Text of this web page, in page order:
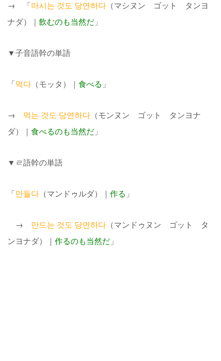
→ 「마시는 것도 당연하다 （マシヌン ゴット タンヨ
ナダ）｜ 飲むのも当然だ 」
▼子音語幹の単語
「먹다 （モッタ）｜ 食べる 」
→ 먹는 것도 당연하다 （モンヌン ゴット タンヨナ
ダ）｜ 食べるのも当然だ 」
▼ㄹ語幹の単語
「만들다 （マンドゥルダ）｜ 作る 」
→ 만드는 것도 당연하다 （マンドゥヌン ゴット タ
ンヨナダ）｜ 作るのも当然だ 」